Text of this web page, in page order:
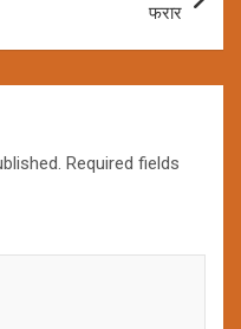
फरार
Required fields